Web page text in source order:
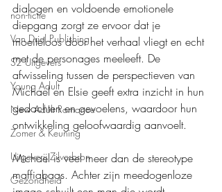
non-fictie
Van Driel Publishing
S2 Uitgevers
Young Adult
New Adult Romance
Zomer & Keuning
Uitgeverij Zilverbron
Gezondheid
dialogen en voldoende emotionele
diepgang zorgt ze ervoor dat je
moeiteloos door het verhaal vliegt en echt
met de personages meeleeft. De
afwisseling tussen de perspectieven van
Michael en Elsie geeft extra inzicht in hun
gedachten en gevoelens, waardoor hun
ontwikkeling geloofwaardig aanvoelt.
Michael is veel meer dan de stereotype
maffiabaas. Achter zijn meedogenloze